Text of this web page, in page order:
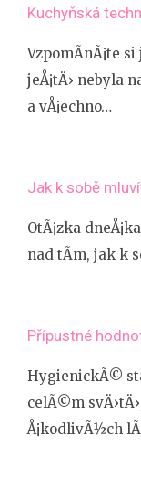
Kuchyňská
VzpomÃ­nÃ¡te si
jeÅ¡tÄ› nebyla
a vÅ¡echno…
Jak k sobě
OtÃ¡zka
nad tÃ­m, jak k
Přípustné
HygienickÃ©
celÃ©m
Å¡kodlivÃ½ch